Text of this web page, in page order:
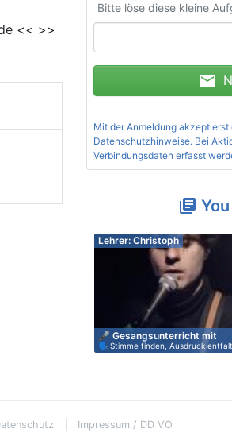
<< >>
Bitte löse diese kleine
mail
Mit der Anmeldung akzeptierst
Datenschutzhinweise. Bei
Verbindungsdaten erfasst
library_books
Lehrer: Christoph
🎤 Gesangsunterricht mit
Ausd…
🗣️ Stimme finden, Ausdruck
…
Impressum / DD VO